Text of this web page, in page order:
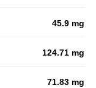
45.9 mg
124.71 mg
71.83 mg